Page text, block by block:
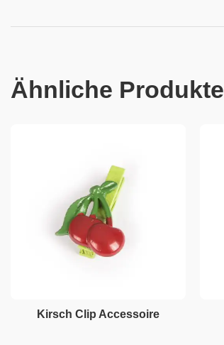
Ähnliche Produkte
Kirsch Clip Accessoire